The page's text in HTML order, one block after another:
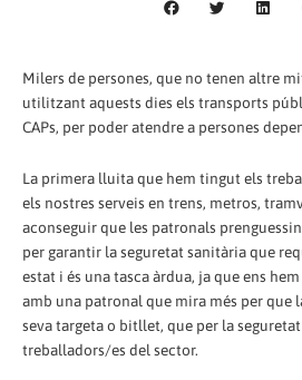
Milers de persones, que no tenen altre
utilitzant aquests dies els transports
CAPs, per poder atendre a persones
La primera lluita que hem tingut els
els nostres serveis en trens, metros,
aconseguir que les patronals
per garantir la seguretat sanitària que
estat i és una tasca àrdua, ja que ens
amb una patronal que mira més per que
seva targeta o bitllet, que per la
treballadors/es del sector.